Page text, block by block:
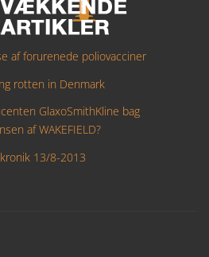
af forurenede poliovacciner
rotten in Denmark
GlaxoSmithKline bag
af WAKEFIELD?
13/8-2013